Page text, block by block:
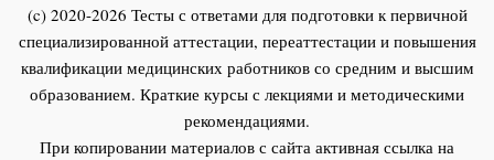
(c) 2020-2026 Тесты с ответами для подготовки к первичной
специализированной аттестации, переаттестации и повышения
квалификации медицинских работников со средним и высшим
образованием. Краткие курсы с лекциями и методическими
рекомендациями.
При копировании материалов с сайта активная ссылка на